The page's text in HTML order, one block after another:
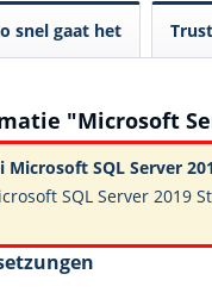
snel gaat het
"Microsoft
Microsoft SQL Server
SQL Server